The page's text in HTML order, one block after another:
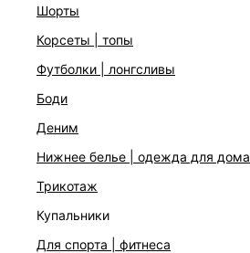
шорты
корсеты | топы
футболки | лонгсливы
боди
деним
нижнее белье | одежда для дома
трикотаж
купальники
для спорта | фитнеса
Скачать
в AppStore